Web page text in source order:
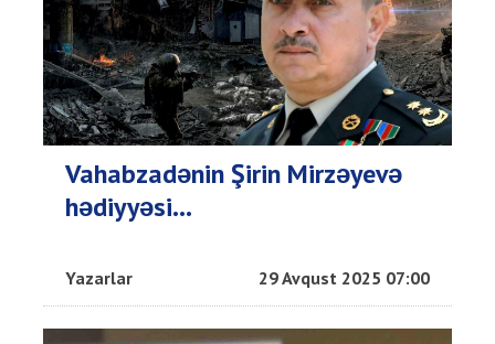
Vahabzadənin Şirin Mirzəyevə
hədiyyəsi...
Yazarlar 29 Avqust 2025 07:00